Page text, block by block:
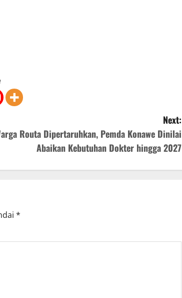
Next:
Routa Dipertaruhkan, Pemda Konawe Dinilai
Abaikan Kebutuhan Dokter hingga 2027
*